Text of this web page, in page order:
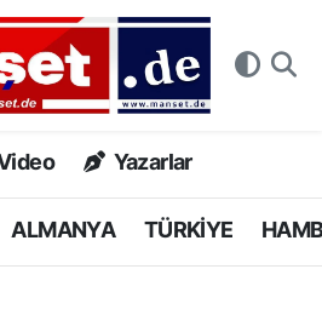
Yazarlar
ALMANYA TÜRKİYE